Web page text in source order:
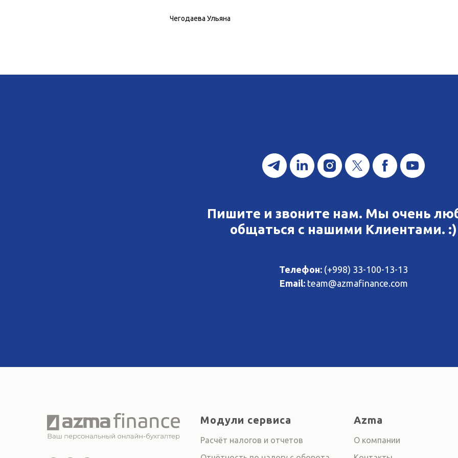
Чегодаева Ульяна
Пишите и звоните нам. Мы очень
общаться с нашими Клиентами. :)
Телефон: (+998) 33-100-13-13
Email: team@azmafinance.com
Модули сервиса
Расчёт налогов и отчетов
Azma
О компании